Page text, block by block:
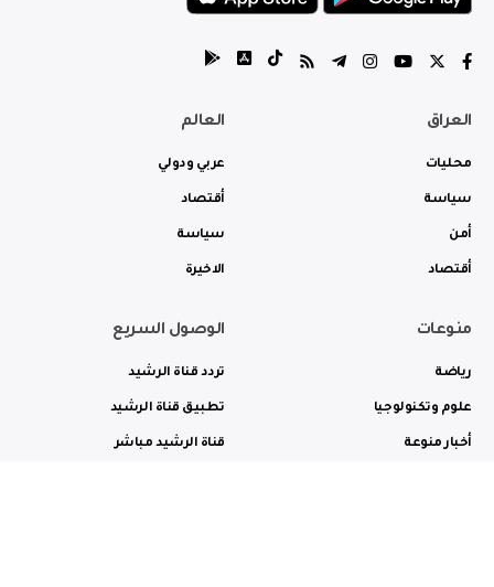
العراق
محليات
سياسة
أمن
أقتصاد
العالم
عربي ودولي
أقتصاد
سياسة
الاخيرة
منوعات
رياضة
علوم وتكنولوجيا
أخبار منوعة
الوصول السريع
تردد قناة الرشيد
تطبيق قناة الرشيد
قناة الرشيد مباشر